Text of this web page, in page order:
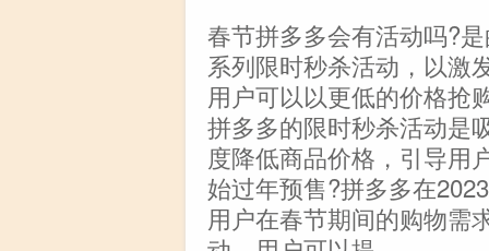
春节拼多多会有活动吗?
系列限时秒杀活动，以激
用户可以以更低的价格抢
拼多多的限时秒杀活动是
度降低商品价格，引导用
始过年预售?拼多多在
用户在春节期间的购物需